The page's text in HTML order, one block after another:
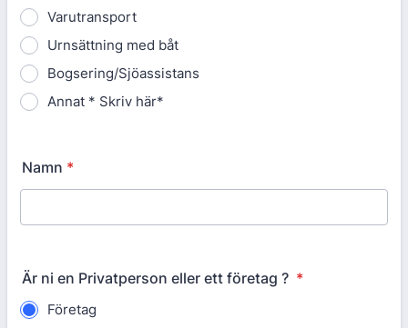
Varutransport
Urnsättning med båt
Bogsering/Sjöassistans
Annat * Skriv här*
Namn *
Är ni en Privatperson eller ett företag ? *
Företag